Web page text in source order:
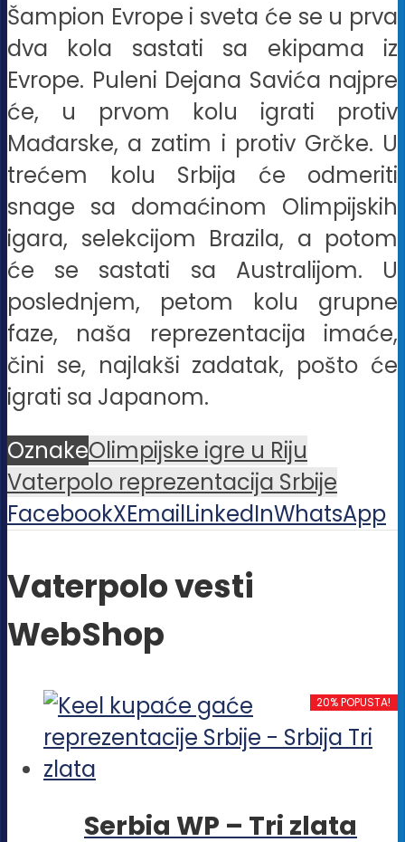
Šampion Evrope i sveta će se u prva
dva kola sastati sa ekipama iz
Evrope. Puleni Dejana Savića najpre
će, u prvom kolu igrati protiv
Mađarske, a zatim i protiv Grčke. U
trećem kolu Srbija će odmeriti
snage sa domaćinom Olimpijskih
igara, selekcijom Brazila, a potom
će se sastati sa Australijom. U
poslednjem, petom kolu grupne
faze, naša reprezentacija imaće,
čini se, najlakši zadatak, pošto će
igrati sa Japanom.
OznakeOlimpijske igre u Riju
Vaterpolo reprezentacija Srbije
FacebookXEmailLinkedInWhatsApp
Vaterpolo vesti
WebShop
20% POPUSTA!
Serbia WP – Tri zlata